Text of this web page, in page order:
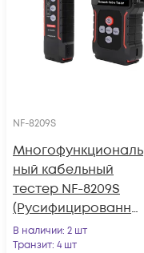
NF-8209S
Многофункциональ
ный кабельный
тестер NF-8209S
(Русифицированно
е меню)
В наличии: 2 шт
Транзит: 4 шт